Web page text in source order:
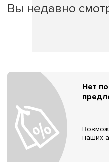
Вы недавно
Нет
наших